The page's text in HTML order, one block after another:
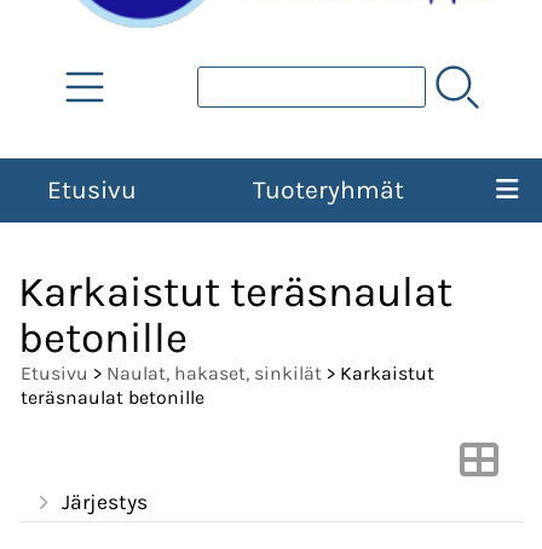
Etusivu Tuoteryhmät
Karkaistut teräsnaulat
betonille
Etusivu > Naulat, hakaset, sinkilät > Karkaistut
teräsnaulat betonille
Järjestys